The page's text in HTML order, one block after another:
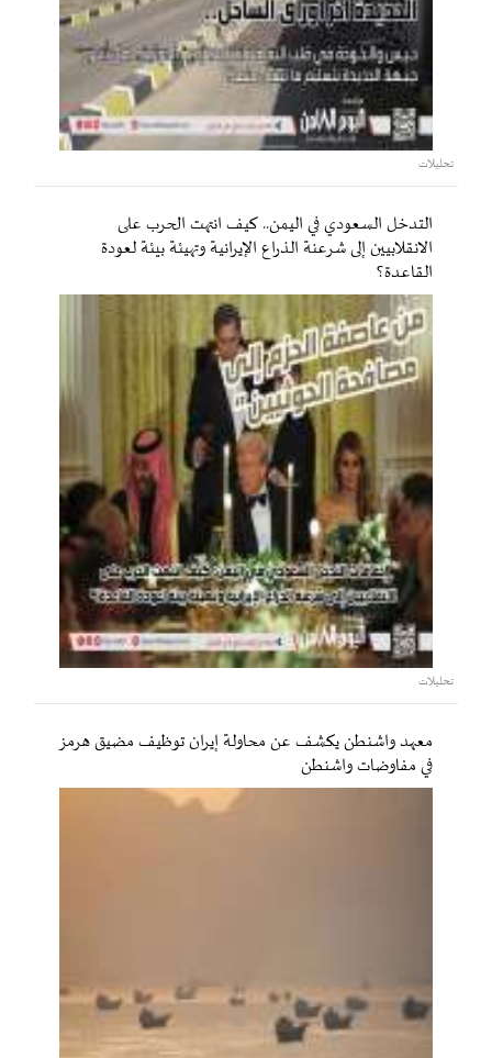
تحليلات
التدخل السعودي في اليمن.. كيف انتهت الحرب على
الانقلابيين إلى شرعنة الذراع الإيرانية وتهيئة بيئة لعودة
القاعدة؟
تحليلات
معهد واشنطن يكشف عن محاولة إيران توظيف مضيق هرمز
في مفاوضات واشنطن